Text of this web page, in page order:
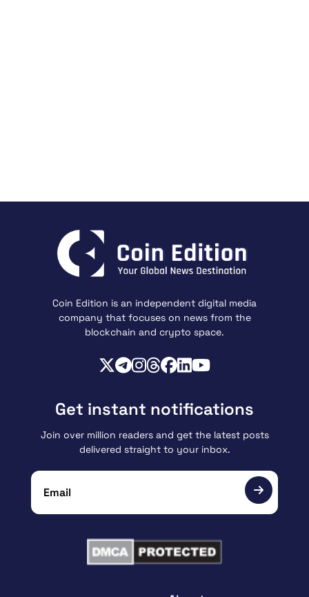
Coin Edition is an independent digital media
company that focuses on news from the
blockchain and crypto space.
Get instant notifications
Join over million readers and get the latest posts
delivered straight to your inbox.